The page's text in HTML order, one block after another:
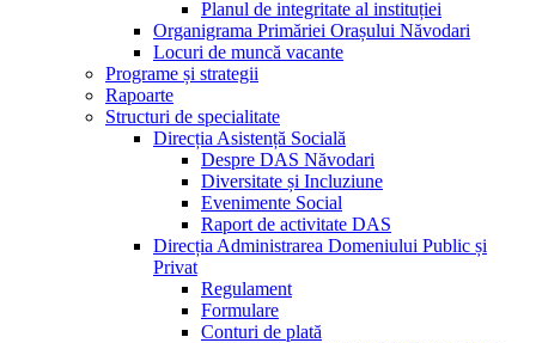
Planul de integritate al instituției
Organigrama Primăriei Orașului Năvodari
Locuri de muncă vacante
Programe și strategii
Rapoarte
Structuri de specialitate
Direcția Asistență Socială
Despre DAS Năvodari
Diversitate și Incluziune
Evenimente Social
Raport de activitate DAS
Direcția Administrarea Domeniului Public și
Privat
Regulament
Formulare
Conturi de plată